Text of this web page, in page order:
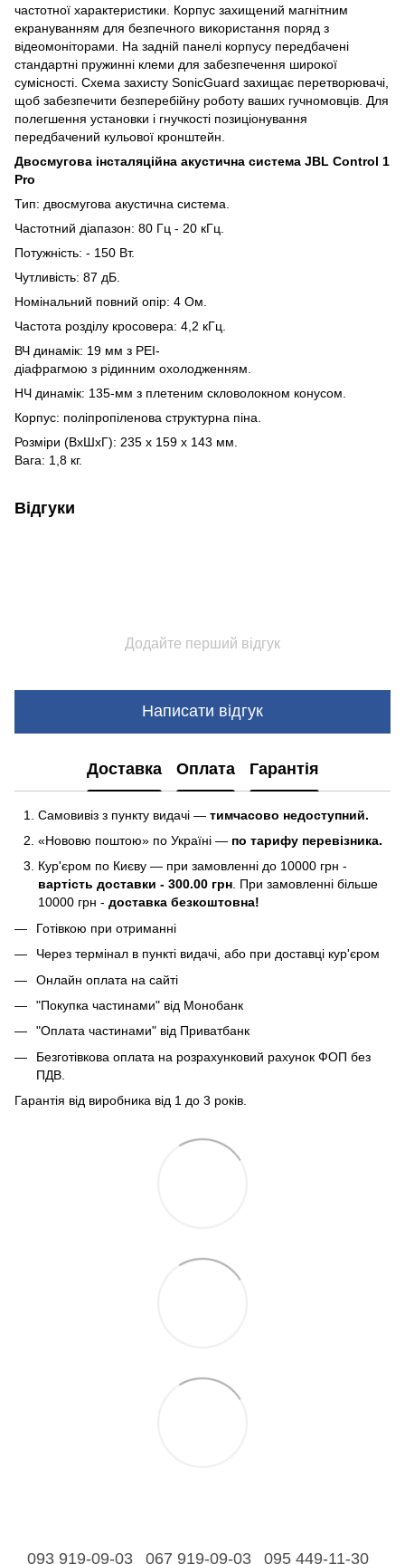
частотної характеристики. Корпус захищений магнітним
екрануванням для безпечного використання поряд з
відеомоніторами. На задній панелі корпусу передбачені
стандартні пружинні клеми для забезпечення широкої
сумісності. Схема захисту SonicGuard захищає перетворювачі,
щоб забезпечити безперебійну роботу ваших гучномовців. Для
полегшення установки і гнучкості позиціонування
передбачений кульової кронштейн.
Двосмугова інсталяційна акустична система JBL Control 1
Pro
Тип: двосмугова акустична система.
Частотний діапазон: 80 Гц - 20 кГц.
Потужність: - 150 Вт.
Чутливість: 87 дБ.
Номінальний повний опір: 4 Ом.
Частота розділу кросовера: 4,2 кГц.
ВЧ динамік: 19 мм з PEI-
діафрагмою з рідинним охолодженням.
НЧ динамік: 135-мм з плетеним скловолокном конусом.
Корпус: поліпропіленова структурна піна.
Розміри (ВхШхГ): 235 x 159 x 143 мм.
Вага: 1,8 кг.
Відгуки
Додайте перший відгук
Написати відгук
Доставка Оплата Гарантія
Самовивіз з пункту видачі — тимчасово недоступний.
«Нововю поштою» по Україні — по тарифу перевізника.
Кур'єром по Києву — при замовленні до 10000 грн -
вартість доставки - 300.00 грн. При замовленні більше
10000 грн - доставка безкоштовна!
Готівкою при отриманні
Через термінал в пункті видачі, або при доставці кур'єром
Онлайн оплата на сайті
"Покупка частинами" від Монобанк
"Оплата частинами" від Приватбанк
Безготівкова оплата на розрахунковий рахунок ФОП без
ПДВ.
Гарантія від виробника від 1 до 3 років.
093 919-09-03 067 919-09-03 095 449-11-30